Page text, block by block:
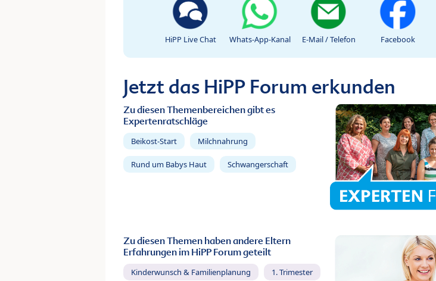
HiPP Live Chat Whats-App-Kanal E-Mail / Telefon Facebook
Jetzt das HiPP Forum erkunden
Zu diesen Themenbereichen gibt es
Expertenratschläge
Beikost-Start Milchnahrung
Rund um Babys Haut Schwangerschaft
Zu diesen Themen haben andere Eltern
Erfahrungen im HiPP Forum geteilt
Kinderwunsch & Familienplanung 1. Trimester